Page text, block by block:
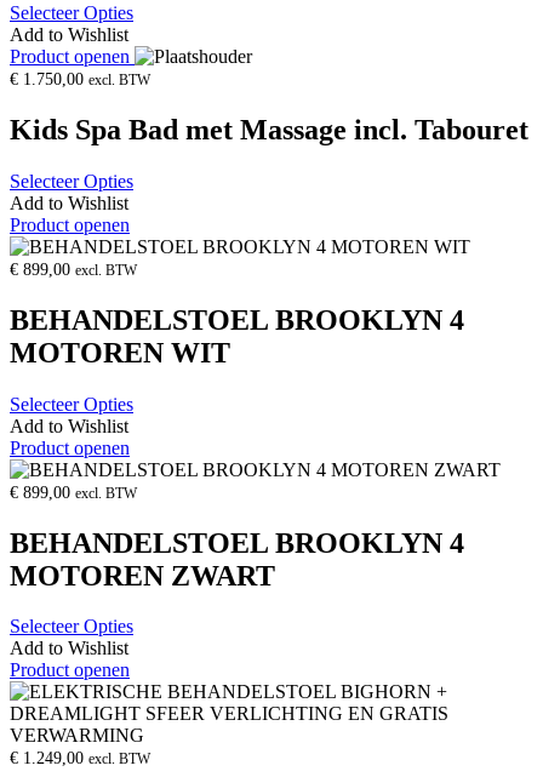
Selecteer Opties
Add to Wishlist
Product openen
€ 1.750,00 excl. BTW
Kids Spa Bad met Massage incl. Tabouret
Selecteer Opties
Add to Wishlist
Product openen
€ 899,00 excl. BTW
BEHANDELSTOEL BROOKLYN 4
MOTOREN WIT
Selecteer Opties
Add to Wishlist
Product openen
€ 899,00 excl. BTW
BEHANDELSTOEL BROOKLYN 4
MOTOREN ZWART
Selecteer Opties
Add to Wishlist
Product openen
€ 1.249,00 excl. BTW